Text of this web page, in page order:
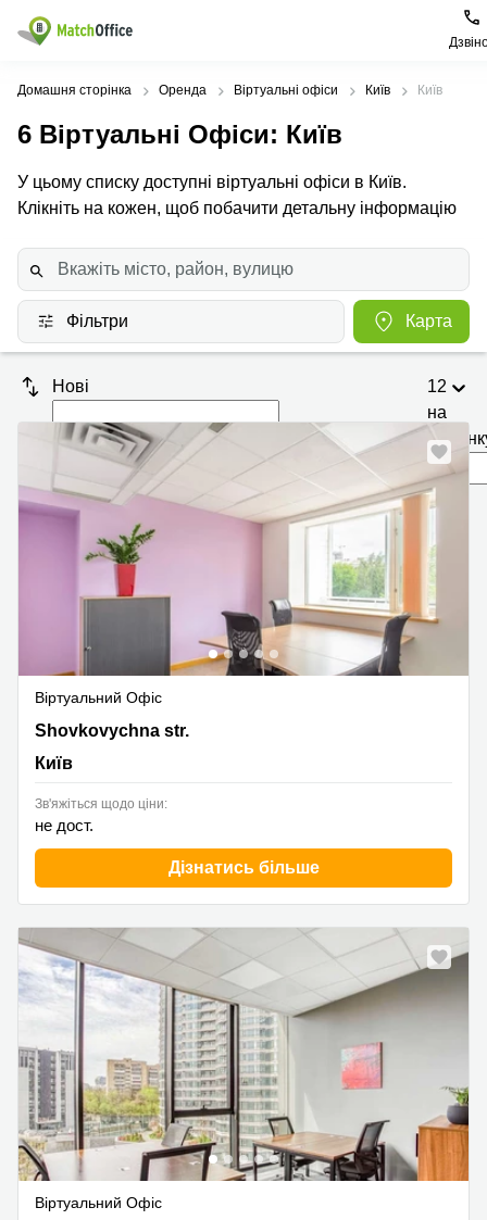
Орендувати
Тип
Офіси
Бізнес-
центри
Коворкінги
офіси
Популярні
Київ
Печерський
район
Подільський
район
Солом'янський
район
Івано-
Популярні
Бізнес
Києва
Офіси у
Печерському
районі
Конференц-
зал Львів
Київ
Допомога
Про нас
Ціна
Домашня сторінка Оренда Віртуальні офіси Київ Київ
6 Віртуальні Офіси: Київ
У цьому списку доступні віртуальні офіси в Київ.
Клікніть на кожен, щоб побачити детальну інформацію
Фільтри Карта
Нові
12
на
Віртуальний Офіс
42-44 Shovkovychna str.,3rd floor, Київ
Shovkovychna str.
Київ
Зв'яжіться щодо ціни:
не дост.
Дізнатись більше
Віртуальний Офіс